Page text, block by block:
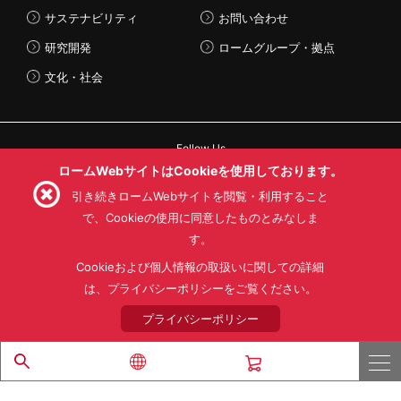
サステナビリティ
研究開発
文化・社会
お問い合わせ
ロームグループ・拠点
Follow Us
利用目的
プライバシーポリシー
サイトマップ
ローム製品の販売に関する標準契約条件書(PDF)
© 1997 - 2026 ROHM CO., LTD. ALL RIGHTS RESERVED.
ロームWebサイトはCookieを使用しております。
引き続きロームWebサイトを閲覧・利用すること
で、Cookieの使用に同意したものとみなしま
す。
Cookieおよび個人情報の取扱いに関しての詳細
は、プライバシーポリシーをご覧ください。
プライバシーポリシー